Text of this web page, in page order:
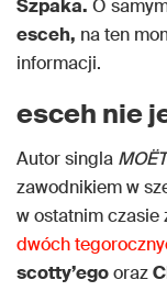
Szpaka. O
esceh, na ten
informacji.
esceh nie
Autor singla MOËT
zawodnikiem w
w ostatnim czasie
dwóch
scotty’egooraz